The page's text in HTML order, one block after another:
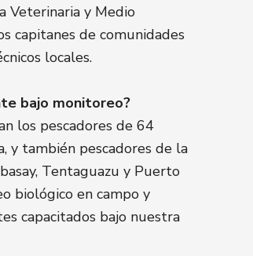
Veterinaria y Medio
capitanes de comunidades
locales.
bajo monitoreo?
los pescadores de 64
y también pescadores de la
Tentaguazu y Puerto
biológico en campo y
capacitados bajo nuestra